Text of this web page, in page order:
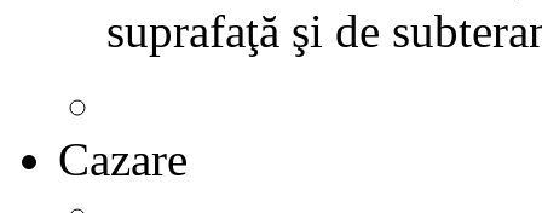
suprafaţă şi de
Cazare